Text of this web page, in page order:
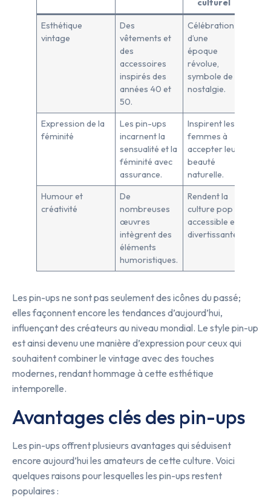
culturel
Esthétique
vintage
Des
vêtements et
des
accessoires
inspirés des
années 40 et
50.
Célébration
d’une
époque
révolue,
symbole de
nostalgie.
Expression de la
féminité
Les pin-ups
incarnent la
sensualité et la
féminité avec
assurance.
Inspirent les
femmes à
accepter leur
beauté
naturelle.
Humour et
créativité
De
nombreuses
œuvres
intègrent des
éléments
humoristiques.
Rendent la
culture pop
accessible et
divertissante.
Les pin-ups ne sont pas seulement des icônes du passé;
elles façonnent encore les tendances d’aujourd’hui,
influençant des créateurs au niveau mondial. Le style pin-up
est ainsi devenu une manière d’expression pour ceux qui
souhaitent combiner le vintage avec des touches
modernes, rendant hommage à cette esthétique
intemporelle.
Avantages clés des pin-ups
Les pin-ups offrent plusieurs avantages qui séduisent
encore aujourd’hui les amateurs de cette culture. Voici
quelques raisons pour lesquelles les pin-ups restent
populaires :